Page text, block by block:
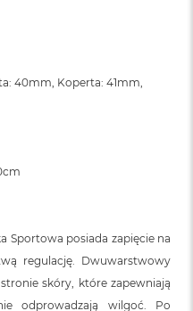
40mm, Koperta: 41mm,
Sportowa posiada zapięcie na
regulację. Dwuwarstwowy
skóry, które zapewniają
odprowadzają wilgoć. Po